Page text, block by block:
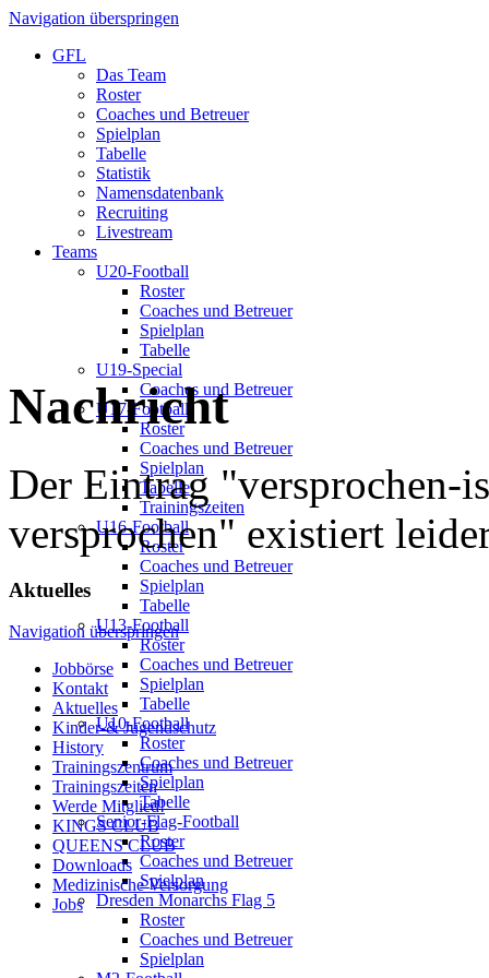
Navigation überspringen
GFL
Das Team
Roster
Coaches und Betreuer
Spielplan
Tabelle
Statistik
Namensdatenbank
Recruiting
Livestream
Teams
U20-Football
Roster
Coaches und Betreuer
Spielplan
Tabelle
U19-Special
Coaches und Betreuer
U17-Football
Roster
Coaches und Betreuer
Spielplan
Tabelle
Trainingszeiten
U16-Football
Roster
Coaches und Betreuer
Spielplan
Tabelle
U13-Football
Roster
Coaches und Betreuer
Spielplan
Tabelle
U10-Football
Roster
Coaches und Betreuer
Spielplan
Tabelle
Senior-Flag-Football
Roster
Coaches und Betreuer
Spielplan
Dresden Monarchs Flag 5
Roster
Coaches und Betreuer
Spielplan
Nachricht
Der Eintrag "versprochen-
versprochen" existiert
Aktuelles
Navigation überspringen
Jobbörse
Kontakt
Aktuelles
Kinder-& Jugendschutz
History
Trainingszentrum
Trainingszeiten
Werde Mitglied!
KINGS CLUB
QUEENS CLUB
Downloads
Medizinische Versorgung
Jobs